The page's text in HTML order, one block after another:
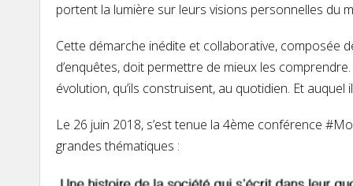
portent la lumière sur leurs visions personnelles du
Cette démarche inédite et collaborative, composée
d’enquêtes, doit permettre de mieux les
évolution, qu’ils construisent, au quotidien. Et auquel
Le 26 juin 2018, s’est tenue la 4ème conférence
grandes thématiques :